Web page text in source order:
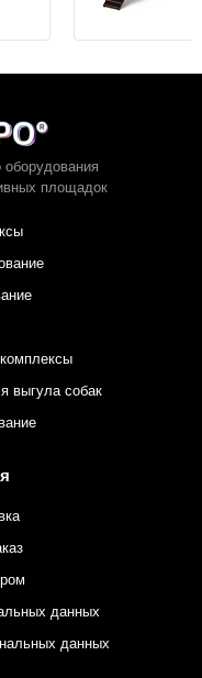
оборудования
площадок
выгула собак
данных
данных